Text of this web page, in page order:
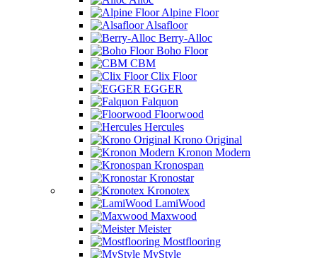
Alpine Floor
Alsafloor
Berry-Alloc
Boho Floor
CBM
Clix Floor
EGGER
Falquon
Floorwood
Hercules
Krono Original
Kronon Modern
Kronospan
Kronostar
Kronotex
LamiWood
Maxwood
Meister
Mostflooring
MyStyle